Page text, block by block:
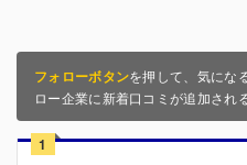
フォローボタンを押して、気にな
ロー企業に新着口コミが追加され
1